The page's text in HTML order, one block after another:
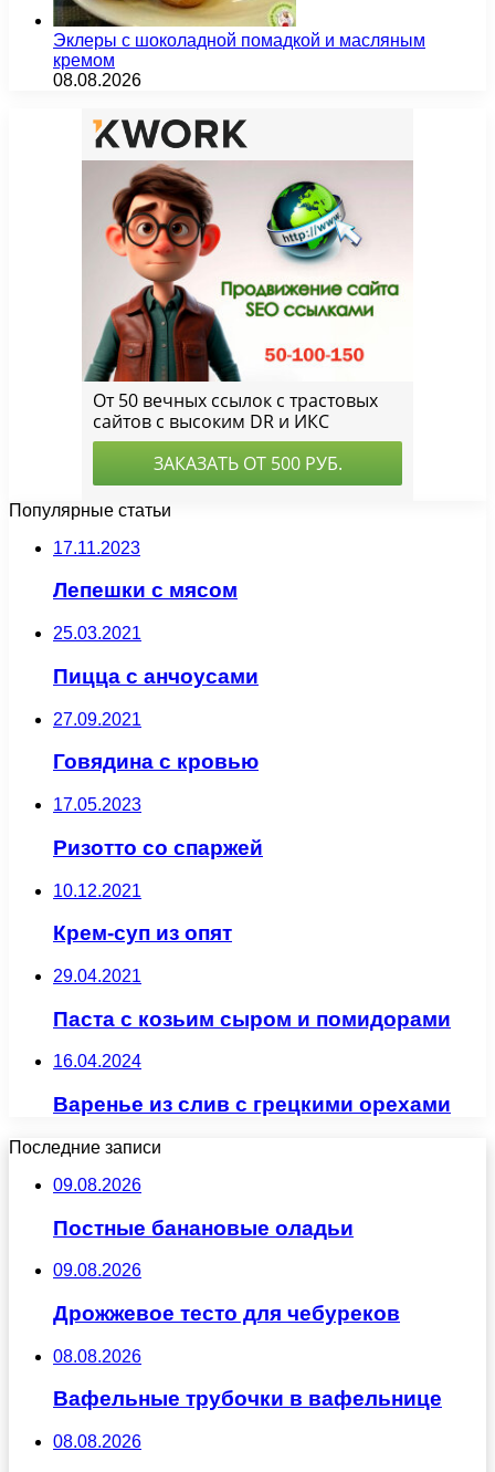
Эклеры с шоколадной помадкой и масляным
кремом
08.08.2026
Популярные статьи
17.11.2023
Лепешки с мясом
25.03.2021
Пицца с анчоусами
27.09.2021
Говядина с кровью
17.05.2023
Ризотто со спаржей
10.12.2021
Крем-суп из опят
29.04.2021
Паста с козьим сыром и помидорами
16.04.2024
Варенье из слив с грецкими орехами
Последние записи
09.08.2026
Постные банановые оладьи
09.08.2026
Дрожжевое тесто для чебуреков
08.08.2026
Вафельные трубочки в вафельнице
08.08.2026